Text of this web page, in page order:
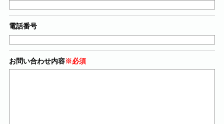
電話番号
お問い合わせ内容※必須